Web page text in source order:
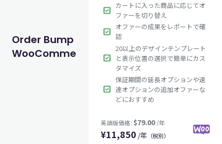
英語版価格: $49.00
Order Bump for
WooCommerce
check_box カートに入った商品に応じてオ
ファーを切り替え
check_box オファーの成果をレポートで確
認
check_box
20以上のデザインテンプレート
と表示位置の選択で簡単にカス
タマイズ
check_box
保証期間の延長オプションや速
達オプションの追加オファーな
どにおすすめ
¥11,850 /年 （税別）